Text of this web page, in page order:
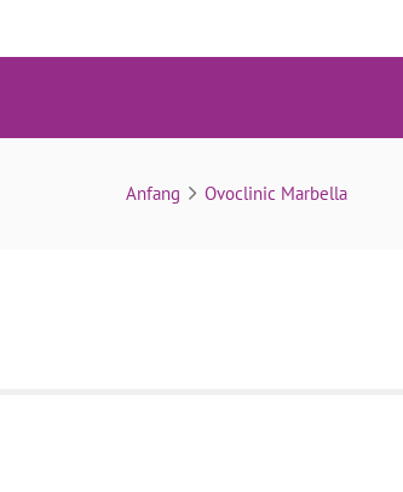
valentina-tassini
Anfang Ovoclinic Marbella